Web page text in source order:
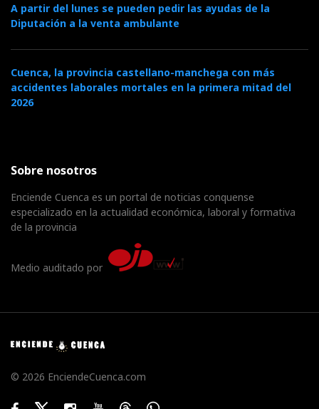
A partir del lunes se pueden pedir las ayudas de la
Diputación a la venta ambulante
Cuenca, la provincia castellano-manchega con más
accidentes laborales mortales en la primera mitad del
2026
Sobre nosotros
Enciende Cuenca es un portal de noticias conquense
especializado en la actualidad económica, laboral y formativa
de la provincia
Medio auditado por
© 2026 EnciendeCuenca.com